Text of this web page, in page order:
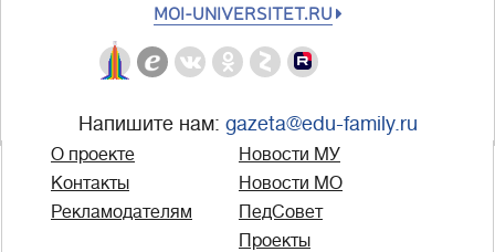
MOI-UNIVERSITET.RU
Напишите нам: gazeta@edu-family.ru
О проекте
Контакты
Рекламодателям
Новости МУ
Новости МО
ПедСовет
Проекты